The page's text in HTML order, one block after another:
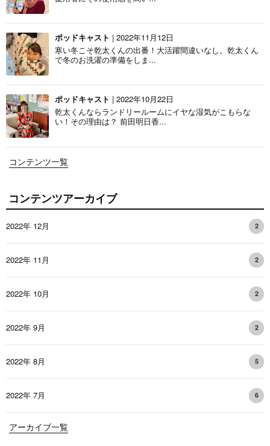
ポッドキャスト | 2022年11月12日
寒い冬こそ乾太くんの出番！大活躍間違いなし。乾太くん
で冬のお洗濯の準備をしま...
ポッドキャスト | 2022年10月22日
乾太くんならランドリールームにイヤな湿気がこもらな
い！その理由は？ 前田明日香...
コンテンツ一覧
コンテンツアーカイブ
2022年 12月 2
2022年 11月 2
2022年 10月 2
2022年 9月 2
2022年 8月 5
2022年 7月 6
アーカイブ一覧